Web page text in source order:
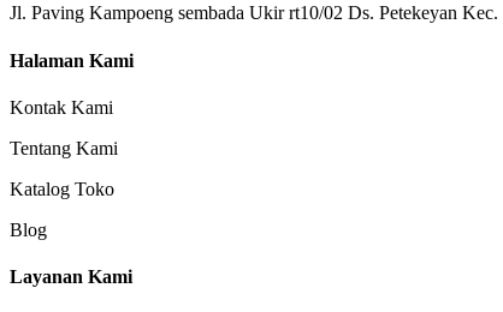
Jl. Paving Kampoeng sembada Ukir rt10/02 Ds. Petekeyan
Halaman Kami
Kontak Kami
Tentang Kami
Katalog Toko
Blog
Layanan Kami